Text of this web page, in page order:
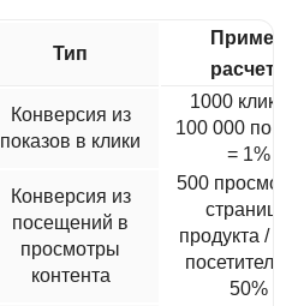
Тип
Пример
расчета
Конверсия из
показов в клики
1000
100 000
= 1%
Конверсия из
посещений в
просмотры
контента
500
страницы
продукта /
50%